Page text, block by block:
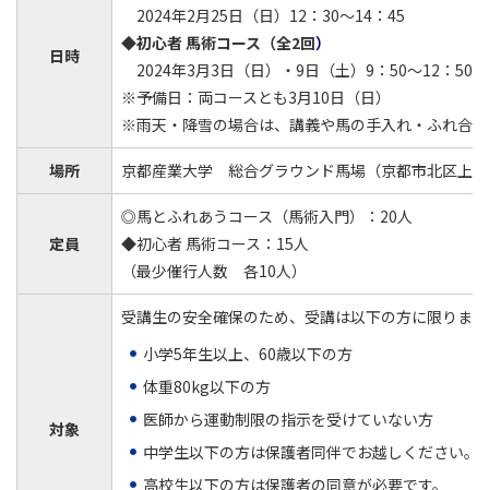
日時
2024年2月25日（日）12：30～14：45
◆初心者 馬術コース（全2回）
2024年3月3日（日）・9日（土）9：50～12：50
※予備日：両コースとも3月10日（日）
※雨天・降雪の場合は、講義や馬の手入れ・ふれ合
場所 京都産業大学 総合グラウンド馬場（京都市北区上
定員
◎馬とふれあうコース（馬術入門）：20人
◆初心者 馬術コース：15人
（最少催行人数 各10人）
対象
受講生の安全確保のため、受講は以下の方に限りま
小学5年生以上、60歳以下の方
体重80kg以下の方
医師から運動制限の指示を受けていない方
中学生以下の方は保護者同伴でお越しください。
高校生以下の方は保護者の同意が必要です。